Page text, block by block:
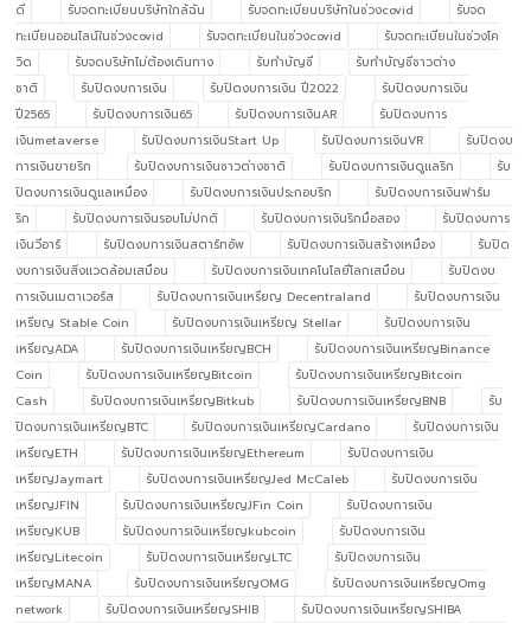
ดี รับจดทะเบียนบริษัทใกล้ฉัน รับจดทะเบียนบริษัทในช่วงcovid
รับจด
ทะเบียนออนไลน์ในช่วงcovid
รับจดทะเบียนในช่วงcovid
รับจดทะเบียนในช่วงโค
วิด
รับจดบริษัทไม่ต้องเดินทาง รับทำบัญชี
รับทำบัญชีชาวต่าง
ชาติ
รับปิดงบการเงิน รับปิดงบการเงิน ปี2022
รับปิดงบการเงิน
ปี2565
รับปิดงบการเงิน65 รับปิดงบการเงินAR
รับปิดงบการ
เงินmetaverse
รับปิดงบการเงินStart Up รับปิดงบการเงินVR
รับปิดงบ
การเงินขายริก
รับปิดงบการเงินชาวต่างชาติ รับปิดงบการเงินดูแลริก
รับ
ปิดงบการเงินดูแลเหมือง
รับปิดงบการเงินประกอบริก
รับปิดงบการเงินฟาร์ม
ริก
รับปิดงบการเงินรอบไม่ปกติ รับปิดงบการเงินริกมือสอง
รับปิดงบการ
เงินวีอาร์
รับปิดงบการเงินสตาร์ทอัพ รับปิดงบการเงินสร้างเหมือง
รับปิด
งบการเงินสิ่งแวดล้อมเสมือน
รับปิดงบการเงินเทคโนโลยีโลกเสมือน
รับปิดงบ
การเงินเมตาเวอร์ส
รับปิดงบการเงินเหรียญ Decentraland
รับปิดงบการเงิน
เหรียญ Stable Coin
รับปิดงบการเงินเหรียญ Stellar
รับปิดงบการเงิน
เหรียญADA
รับปิดงบการเงินเหรียญBCH
รับปิดงบการเงินเหรียญBinance
Coin
รับปิดงบการเงินเหรียญBitcoin
รับปิดงบการเงินเหรียญBitcoin
Cash
รับปิดงบการเงินเหรียญBitkub รับปิดงบการเงินเหรียญBNB
รับ
ปิดงบการเงินเหรียญBTC
รับปิดงบการเงินเหรียญCardano
รับปิดงบการเงิน
เหรียญETH
รับปิดงบการเงินเหรียญEthereum
รับปิดงบการเงิน
เหรียญJaymart
รับปิดงบการเงินเหรียญJed McCaleb
รับปิดงบการเงิน
เหรียญJFIN
รับปิดงบการเงินเหรียญJFin Coin
รับปิดงบการเงิน
เหรียญKUB
รับปิดงบการเงินเหรียญkubcoin
รับปิดงบการเงิน
เหรียญLitecoin
รับปิดงบการเงินเหรียญLTC
รับปิดงบการเงิน
เหรียญMANA
รับปิดงบการเงินเหรียญOMG
รับปิดงบการเงินเหรียญOmg
network
รับปิดงบการเงินเหรียญSHIB
รับปิดงบการเงินเหรียญSHIBA